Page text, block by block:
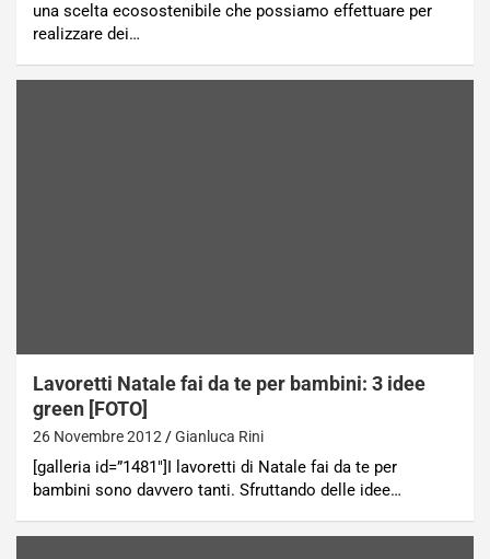
una scelta ecosostenibile che possiamo effettuare per
realizzare dei…
Lavoretti Natale fai da te per bambini: 3 idee
green [FOTO]
26 Novembre 2012 Gianluca Rini
[galleria id=”1481″]I lavoretti di Natale fai da te per
bambini sono davvero tanti. Sfruttando delle idee…